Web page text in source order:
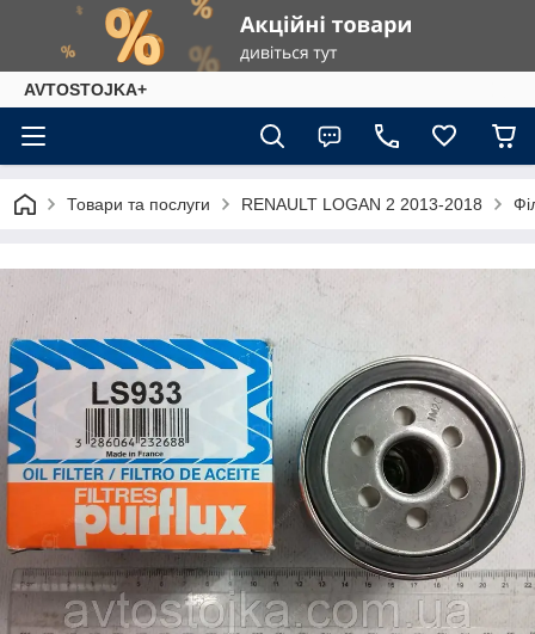
AVTOSTOJKA+
Товари та послуги RENAULT LOGAN 2 2013-2018